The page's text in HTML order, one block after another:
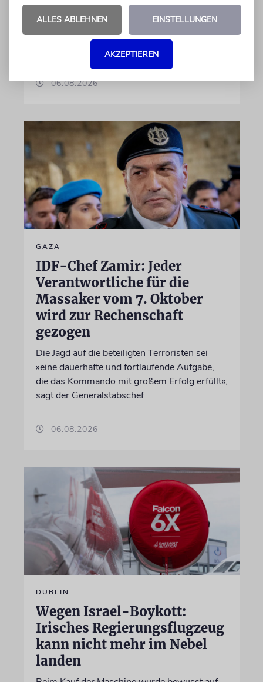
Der getötete Aktivist setzte sich gegen
Siedlergewalt ein und war an dem Oscar-
prämierten Film »No Other Land« beteiligt.
Jetzt steht der mutmaßliche Täter vor Gericht
06.08.2026
GAZA
IDF-Chef Zamir: Jeder
Verantwortliche für die
Massaker vom 7. Oktober
wird zur Rechenschaft
gezogen
Die Jagd auf die beteiligten Terroristen sei
»eine dauerhafte und fortlaufende Aufgabe,
die das Kommando mit großem Erfolg erfüllt«,
sagt der Generalstabschef
06.08.2026
DUBLIN
Wegen Israel-Boykott:
Irisches Regierungsflugzeug
kann nicht mehr im Nebel
landen
ALLES ABLEHNEN EINSTELLUNGEN
AKZEPTIEREN